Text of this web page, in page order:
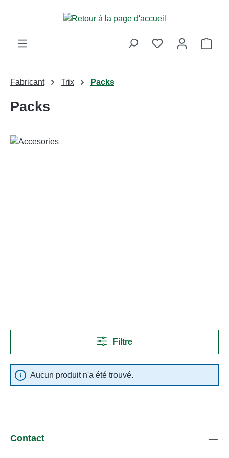
Passer au contenu principal
Le
Fabricant Trix Packs
Packs
Filtre
Aucun produit n'a été trouvé.
Contact